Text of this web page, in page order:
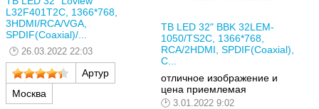
L32F401T2C, 1366*768,
3HDMI/RCA/VGA,
SPDIF(Coaxial)/...
26.03.2022 22:03
Артур
Москва
ТВ LED 32" BBK 32LEM-
1050/TS2C, 1366*768,
RCA/2HDMI, SPDIF(Coaxial),
C...
отличное изображение и
цена приемлемая
3.01.2022 9:02